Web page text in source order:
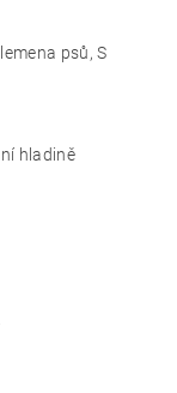
psů, S
hladině